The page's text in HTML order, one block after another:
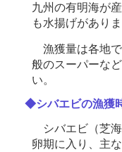
九州の有明海が
も水揚げがありま
漁獲量は各地
般のスーパーな
い。
◆シバエビの漁獲
シバエビ（芝
卵期に入り、主